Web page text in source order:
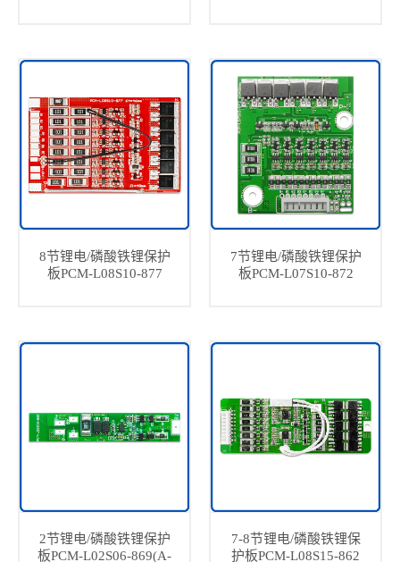
8节锂电/磷酸铁锂保护
板PCM-L08S10-877
7节锂电/磷酸铁锂保护
板PCM-L07S10-872
2节锂电/磷酸铁锂保护
板PCM-L02S06-869(A-
7-8节锂电/磷酸铁锂保
护板PCM-L08S15-862